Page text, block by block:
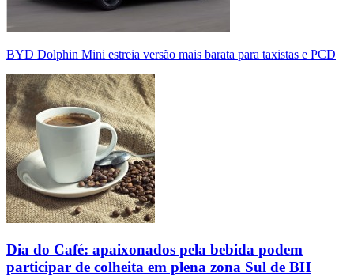
BYD Dolphin Mini estreia versão mais barata para taxistas e PCD
Dia do Café: apaixonados pela bebida podem
participar de colheita em plena zona Sul de BH